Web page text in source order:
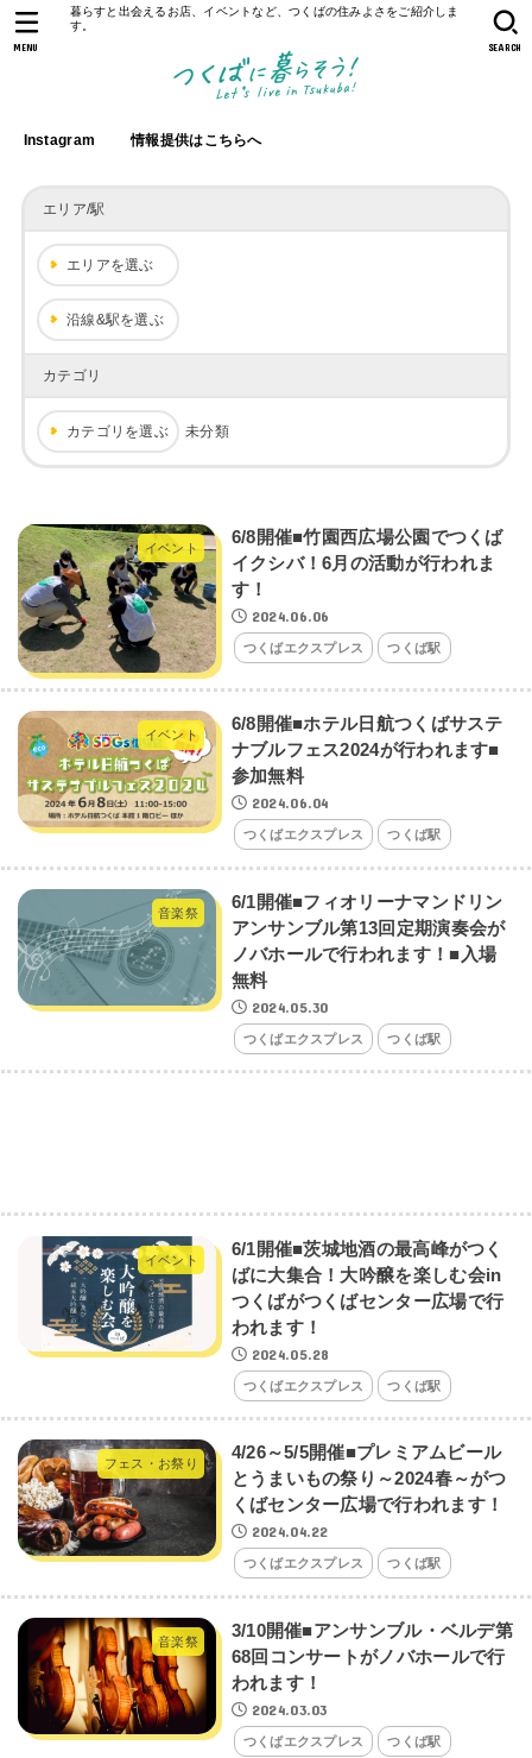
暮らすと出会えるお店、イベントなど、つくばの住みよさをご紹介しま
す。
Instagram 情報提供はこちらへ
SEARCH
MENU
エリア/駅
エリアを選ぶ
沿線&駅を選ぶ
カテゴリ
カテゴリを選ぶ 未分類
イベント
6/8開催■竹園西広場公園でつくば
イクシバ！6月の活動が行われま
す！
2024.06.06
つくばエクスプレス つくば駅
イベント
6/8開催■ホテル日航つくばサステ
ナブルフェス2024が行われます■
参加無料
2024.06.04
つくばエクスプレス つくば駅
音楽祭
6/1開催■フィオリーナマンドリン
アンサンブル第13回定期演奏会が
ノバホールで行われます！■入場
無料
2024.05.30
つくばエクスプレス つくば駅
イベント
6/1開催■茨城地酒の最高峰がつく
ばに大集合！大吟醸を楽しむ会in
つくばがつくばセンター広場で行
われます！
2024.05.28
つくばエクスプレス つくば駅
フェス・お祭り
4/26～5/5開催■プレミアムビール
とうまいもの祭り～2024春～がつ
くばセンター広場で行われます！
2024.04.22
つくばエクスプレス つくば駅
音楽祭
3/10開催■アンサンブル・ベルデ第
68回コンサートがノバホールで行
われます！
2024.03.03
つくばエクスプレス つくば駅